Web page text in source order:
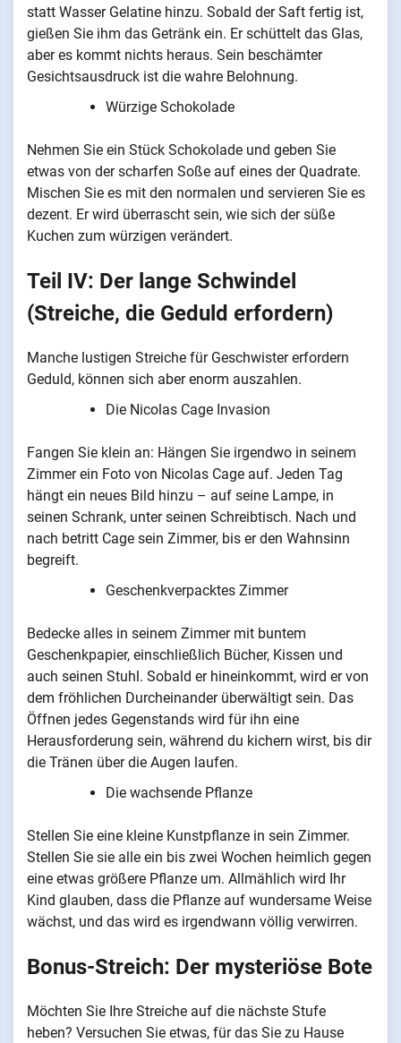
statt Wasser Gelatine hinzu. Sobald der Saft fertig ist,
gießen Sie ihm das Getränk ein. Er schüttelt das Glas,
aber es kommt nichts heraus. Sein beschämter
Gesichtsausdruck ist die wahre Belohnung.
Würzige Schokolade
Nehmen Sie ein Stück Schokolade und geben Sie
etwas von der scharfen Soße auf eines der Quadrate.
Mischen Sie es mit den normalen und servieren Sie es
dezent. Er wird überrascht sein, wie sich der süße
Kuchen zum würzigen verändert.
Teil IV: Der lange Schwindel
(Streiche, die Geduld erfordern)
Manche lustigen Streiche für Geschwister erfordern
Geduld, können sich aber enorm auszahlen.
Die Nicolas Cage Invasion
Fangen Sie klein an: Hängen Sie irgendwo in seinem
Zimmer ein Foto von Nicolas Cage auf. Jeden Tag
hängt ein neues Bild hinzu – auf seine Lampe, in
seinen Schrank, unter seinen Schreibtisch. Nach und
nach betritt Cage sein Zimmer, bis er den Wahnsinn
begreift.
Geschenkverpacktes Zimmer
Bedecke alles in seinem Zimmer mit buntem
Geschenkpapier, einschließlich Bücher, Kissen und
auch seinen Stuhl. Sobald er hineinkommt, wird er von
dem fröhlichen Durcheinander überwältigt sein. Das
Öffnen jedes Gegenstands wird für ihn eine
Herausforderung sein, während du kichern wirst, bis dir
die Tränen über die Augen laufen.
Die wachsende Pflanze
Stellen Sie eine kleine Kunstpflanze in sein Zimmer.
Stellen Sie sie alle ein bis zwei Wochen heimlich gegen
eine etwas größere Pflanze um. Allmählich wird Ihr
Kind glauben, dass die Pflanze auf wundersame Weise
wächst, und das wird es irgendwann völlig verwirren.
Bonus-Streich: Der mysteriöse Bote
Möchten Sie Ihre Streiche auf die nächste Stufe
heben? Versuchen Sie etwas, für das Sie zu Hause